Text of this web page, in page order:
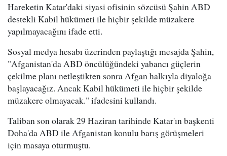
Hareketin Katar'daki siyasi ofisinin sözcüsü Şahin ABD
destekli Kabil hükümeti ile hiçbir şekilde müzakere
yapılmayacağını ifade etti.
Sosyal medya hesabı üzerinden paylaştığı mesajda Şahin,
"Afganistan'da ABD öncülüğündeki yabancı güçlerin
çekilme planı netleştikten sonra Afgan halkıyla diyaloğa
başlayacağız. Ancak Kabil hükümeti ile hiçbir şekilde
müzakere olmayacak." ifadesini kullandı.
Taliban son olarak 29 Haziran tarihinde Katar'ın başkenti
Doha'da ABD ile Afganistan konulu barış görüşmeleri
için masaya oturmuştu.